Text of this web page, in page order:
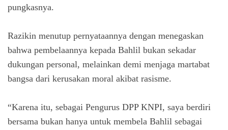
pungkasnya.
Razikin menutup pernyataannya dengan menegaskan
bahwa pembelaannya kepada Bahlil bukan sekadar
dukungan personal, melainkan demi menjaga martabat
bangsa dari kerusakan moral akibat rasisme.
“Karena itu, sebagai Pengurus DPP KNPI, saya berdiri
bersama bukan hanya untuk membela Bahlil sebagai